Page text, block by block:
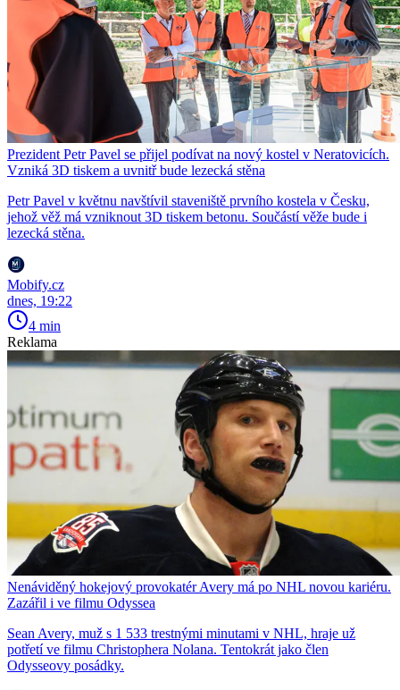
Prezident Petr Pavel se přijel podívat na nový kostel v Neratovicích.
Vzniká 3D tiskem a uvnitř bude lezecká stěna
Petr Pavel v květnu navštívil staveniště prvního kostela v Česku,
jehož věž má vzniknout 3D tiskem betonu. Součástí věže bude i
lezecká stěna.
Mobify.cz
dnes, 19:22
4 min
Reklama
Nenáviděný hokejový provokatér Avery má po NHL novou kariéru.
Zazářil i ve filmu Odyssea
Sean Avery, muž s 1 533 trestnými minutami v NHL, hraje už
potřetí ve filmu Christophera Nolana. Tentokrát jako člen
Odysseovy posádky.